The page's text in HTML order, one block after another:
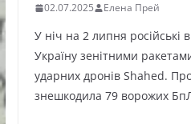
02.07.2025 Елена Прей
У ніч на 2 липня російські
Україну зенітними
ударних дронів Shahed.
знешкодила 79 ворожих